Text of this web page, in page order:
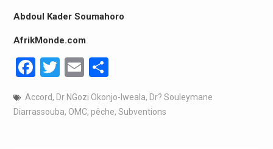
Abdoul Kader Soumahoro
AfrikMonde.com
Facebook
Twitter
EmailPartager
Accord, Dr NGozi Okonjo-Iweala, Dr? Souleymane
Diarrassouba, OMC, pêche, Subventions